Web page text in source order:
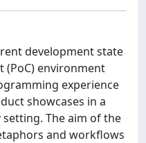
development state
(PoC) environment
experience
showcases in a
The aim of the
and workflows